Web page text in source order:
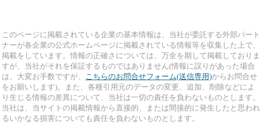
このページに掲載されている企業の基本情報は、当社が委託する外部パート
ナーが各企業の公式ホームページに掲載されている情報等を収集した上で、
掲載をしています。情報の正確さについては、万全を期して掲載しておりま
すが、当社がそれを保証するものではありません(情報に誤りがあった場合
は、大変お手数ですが、
こちらのお問合せフォーム(送信専用)からお問合せ
をお願いします)。また、各種引用元のデータの変更、追加、削除などによ
り生じる情報の差異について、当社は一切の責任を負わないものとします。
当社は、当サイトの掲載情報から直接的、または間接的に発生したと思われ
るいかなる損害についても責任を負わないものとします。